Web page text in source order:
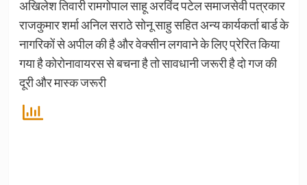
अखिलेश तिवारी रामगोपाल साहू अरविंद पटेल समाजसेवी पत्रकार
राजकुमार शर्मा अनिल सराठे सोनू साहु सहित अन्य कार्यकर्ता बार्ड के
नागरिकों से अपील की है और वेक्सीन लगवाने के लिए प्रेरित किया
गया है कोरोनावायरस से बचना है तो सावधानी जरूरी है दो गज की
दूरी और मास्क जरूरी